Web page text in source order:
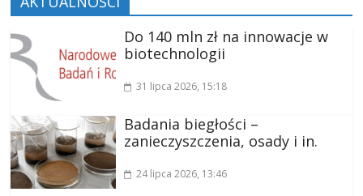
Do 140 mln zł na innowacje w
biotechnologii
31 lipca 2026, 15:18
Badania biegłości –
zanieczyszczenia, osady i in.
24 lipca 2026, 13:46